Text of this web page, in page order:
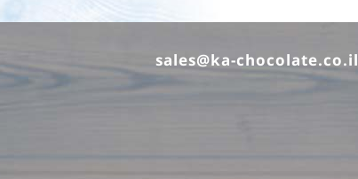
sales@ka-chocolate.co.il